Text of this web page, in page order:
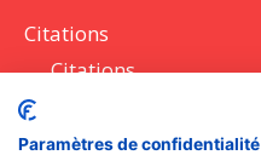
Citations
Citations
Paramètres de confidentialité